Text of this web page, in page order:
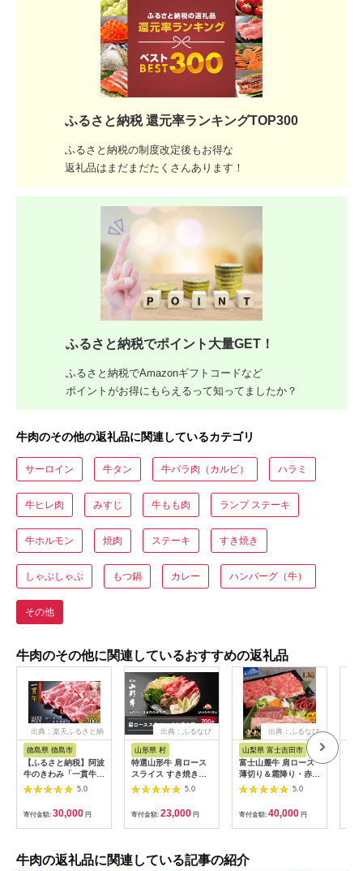
ふるさと納税 還元率ランキングTOP300
ふるさと納税の制度改定後もお得な
返礼品はまだまだたくさんあります！
ふるさと納税でポイント大量GET！
ふるさと納税でAmazonギフトコードなど
ポイントがお得にもらえるって知ってましたか？
牛肉のその他の返礼品に関連しているカテゴリ
サーロイン 牛タン 牛バラ肉（カルビ） ハラミ
牛ヒレ肉 みすじ 牛もも肉 ランプ ステーキ
牛ホルモン 焼肉 ステーキ すき焼き
しゃぶしゃぶ もつ鍋 カレー ハンバーグ（牛）
その他
牛肉のその他に関連しているおすすめの返礼品
出典：楽天ふるさと納
徳島県 徳島市
【ふるさと納税】阿波
牛のきわみ「一貫牛」
ロース すき焼き 700g
| 阿波牛 国産牛 和牛
牛肉 牛 肉 焼肉 ロー
ス ブランド牛 すき焼
き すきやき しゃぶし
う にく ビーフ 赤身
人気 冷凍 送料無料 贈
5.0
寄付金額: 30,000 円
出典：ふるなび
山形県 村
特選山形牛 肩ロース
スライス すき焼き用
700g 牛肉 黒毛和牛
ja-gnksx700
5.0
寄付金額: 23,000 円
出典：ふるなび
山梨県 富士吉田市
富士山麓牛 肩ロース
薄切り＆霜降り・赤身
焼肉セット 牛肉 食べ
比べ 計1.3kg 焼肉 す
き焼き 国産 精肉 冷凍
送料無料
5.0
寄付金額: 40,000 円
牛肉の返礼品に関連している記事の紹介